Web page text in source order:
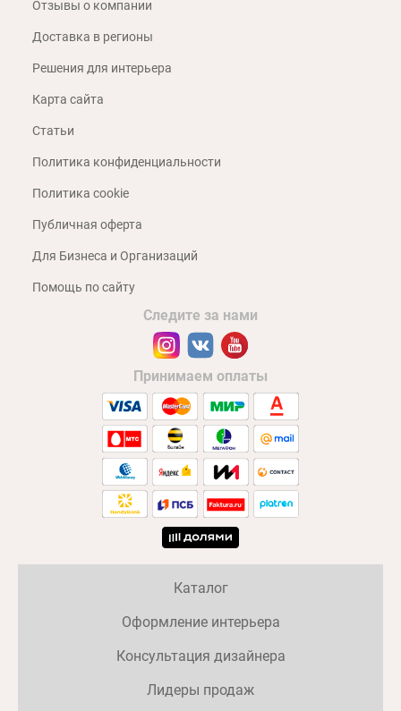
Отзывы о компании
Доставка в регионы
Решения для интерьера
Карта сайта
Статьи
Политика конфиденциальности
Политика cookie
Публичная оферта
Для Бизнеса и Организаций
Помощь по сайту
Следите за нами
Принимаем оплаты
Каталог
Оформление интерьера
Консультация дизайнера
Лидеры продаж